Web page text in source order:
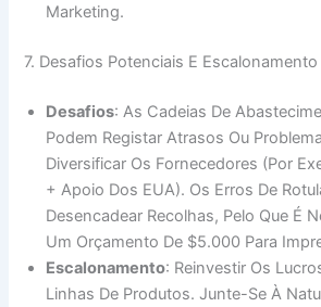
Marketing.
7. Desafios Potenciais E Escalonamento
Desafios: As Cadeias De
Podem Registar Atrasos Ou
Diversificar Os Fornecedores (por
+ Apoio Dos EUA). Os Erros De
Desencadear Recolhas, Pelo Que É
Um Orçamento De $5.000 Para
Escalonamento: Reinvestir Os
Linhas De Produtos. Junte-Se À